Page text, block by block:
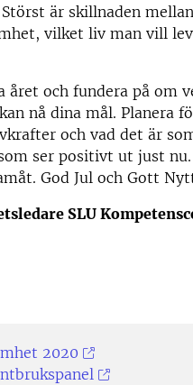
är skillnaden
vilket liv man vill
året och fundera på om
nå dina mål. Planera
och vad det är
ser positivt ut just
God Jul och Gott
SLU
2020